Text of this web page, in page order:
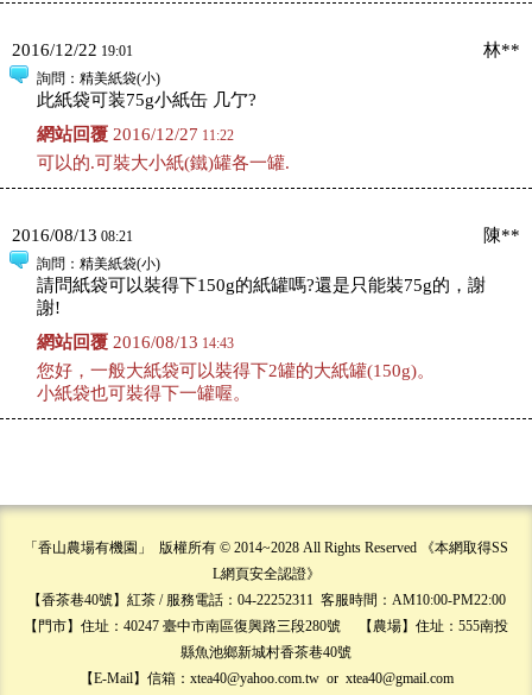
2016/12/22 19:01 林**
詢問 ：精美紙袋(小)
此紙袋可装75g小紙缶 几亇?
網站回覆2016/12/27 11:22
可以的.可裝大小紙(鐵)罐各一罐.
2016/08/13 08:21 陳**
詢問 ：精美紙袋(小)
請問紙袋可以裝得下150g的紙罐嗎?還是只能裝75g的，謝
謝!
網站回覆2016/08/13 14:43
您好，一般大紙袋可以裝得下2罐的大紙罐(150g)。
小紙袋也可裝得下一罐喔。
「香山農場有機園」 版權所有 © 2014~2028 All Rights Reserved 《本網取得SS
L網頁安全認證》
【香茶巷40號】紅茶 / 服務電話：04-22252311 客服時間：AM10:00-PM22:00
【門市】住址：40247 臺中市南區復興路三段280號 【農場】住址：555南投
縣魚池鄉新城村香茶巷40號
【E-Mail】信箱：xtea40@yahoo.com.tw or xtea40@gmail.com